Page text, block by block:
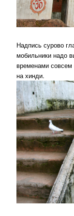
Надпись сурово
мобильники надо
временами совсем
на хинди.